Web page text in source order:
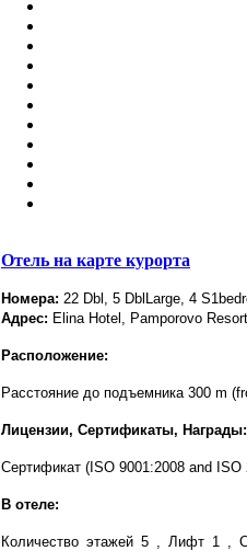
Отель на карте курорта
Номера: 22 Dbl, 5 DblLarge, 4
Адрес: Elina Hotel, Pamporovo
Расположение:
Расстояние до подъемника 300 m
Лицензии, Сертификаты, Награды:
Cертификат (ISO 9001:2008 and ISO
В отеле:
Количество этажей 5 , Лифт 1 ,